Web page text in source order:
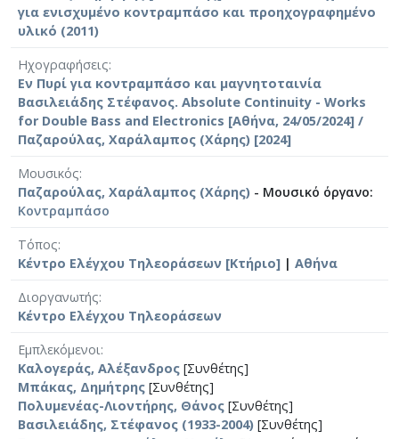
για ενισχυμένο κοντραμπάσο και προηχογραφημένο
υλικό (2011)
Ηχογραφήσεις
Εν Πυρί για κοντραμπάσο και μαγνητοταινία
Βασιλειάδης Στέφανος. Absolute Continuity - Works
for Double Bass and Electronics [Αθήνα, 24/05/2024] /
Παζαρούλας, Χαράλαμπος (Χάρης) [2024]
Μουσικός
Παζαρούλας, Χαράλαμπος (Χάρης) - Μουσικό όργανο:
Κοντραμπάσο
Τόπος
Κέντρο Ελέγχου Τηλεοράσεων [Κτήριο] | Αθήνα
Διοργανωτής
Κέντρο Ελέγχου Τηλεοράσεων
Εμπλεκόμενοι
Καλογεράς, Αλέξανδρος [Συνθέτης]
Μπάκας, Δημήτρης [Συνθέτης]
Πολυμενέας-Λιοντήρης, Θάνος [Συνθέτης]
Βασιλειάδης, Στέφανος (1933-2004) [Συνθέτης]